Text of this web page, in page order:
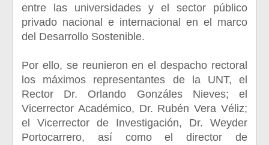
entre las universidades y el sector público
privado nacional e internacional en el marco
del Desarrollo Sostenible.
Por ello, se reunieron en el despacho rectoral
los máximos representantes de la UNT, el
Rector Dr. Orlando Gonzáles Nieves; el
Vicerrector Académico, Dr. Rubén Vera Véliz;
el Vicerrector de Investigación, Dr. Weyder
Portocarrero, así como el director de